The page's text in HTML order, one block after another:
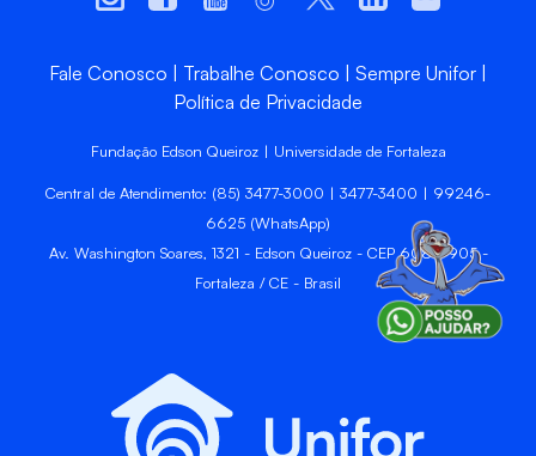
Fale Conosco Trabalhe Conosco
Sempre Unifor
Política de Privacidade
Fundação Edson Queiroz | Universidade de Fortaleza
Central de Atendimento: (85) 3477-3000 | 3477-3400 | 99246-
6625 (WhatsApp)
Av. Washington Soares, 1321 - Edson Queiroz - CEP 60811-905 -
Fortaleza / CE - Brasil